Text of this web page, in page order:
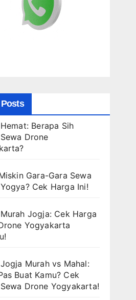
Berapa Sih
Drone
Gara-Gara Sewa
Cek Harga Ini!
Jogja: Cek Harga
Yogyakarta
Murah vs Mahal:
Buat Kamu? Cek
Drone Yogyakarta!